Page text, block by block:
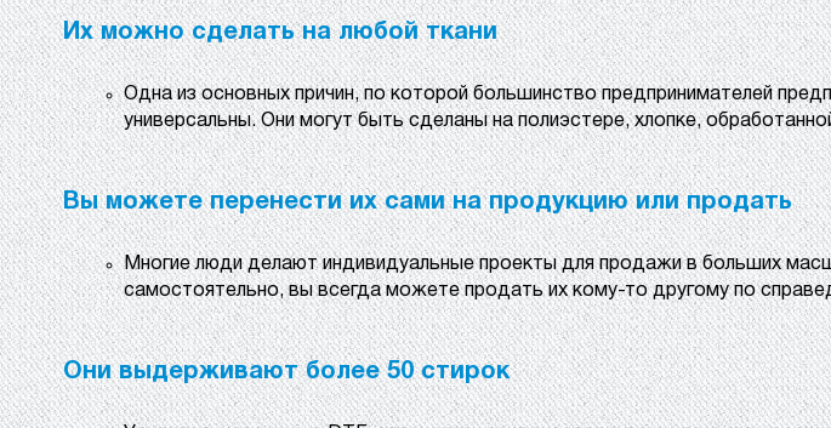
Их можно сделать на любой ткани
Одна из основных причин, по которой большинство предпринимателей
универсальны. Они могут быть сделаны на полиэстере, хлопке,
Вы можете перенести их сами на продукцию или продать
Многие люди делают индивидуальные проекты для продажи в больших
самостоятельно, вы всегда можете продать их кому-то другому по
Они выдерживают более 50 стирок